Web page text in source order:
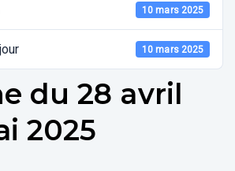
10 mars 2025
10 mars 2025
du 28 avril
2025